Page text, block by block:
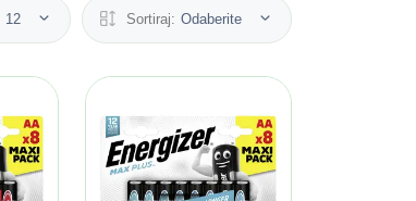
12 Sortiraj: Odaberite